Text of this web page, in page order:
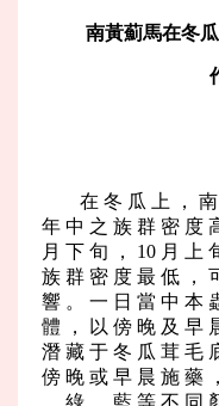
南黃薊馬在冬
在 冬 瓜 上 ， 南
年 中 之 族 群 密 度
月 下 旬 ， 10 月 上
族 群 密 度 最 低 ，
響 。 一 日 當 中 本
體 ， 以 傍 晚 及 早
潛 藏 于 冬 瓜 茸 毛
傍 晚 或 早 晨 施 藥
、 綠 、 藍 等 不 同